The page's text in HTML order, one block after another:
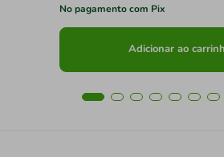
No pagamento com Pix
Adicionar ao